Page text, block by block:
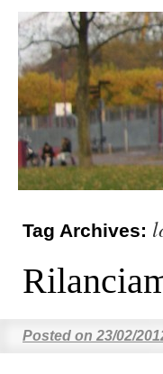
Tag Archives:
Posted on 23/02/